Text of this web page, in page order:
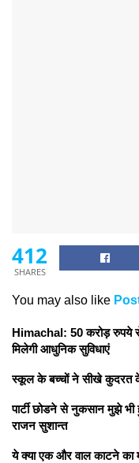
412
SHARES
You may also like
Himachal: 50 करोड़ रुपये से बन
मिलेगी आधुनिक सुविधाएं
स्कूल के बच्चों ने सीखे कुदरत
पार्टी छोडने से नुकसान मुझे भी
राजन सुशान्त
ये क्या एक और वाल काटने का